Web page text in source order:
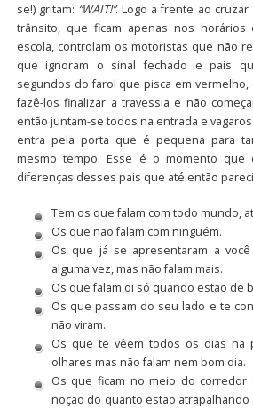
se!) gritam: “WAIT!”. Logo a frente ao cruzar
trânsito, que ficam apenas nos
escola, controlam os motoristas que não
que ignoram o sinal fechado e pais
segundos do farol que pisca em
fazê-los finalizar a travessia e não
então juntam-se todos na entrada e
entra pela porta que é pequena para
mesmo tempo. Esse é o momento que
diferenças desses pais que até então
Tem os que falam com todo mundo,
Os que não falam com ninguém.
Os que já se apresentaram a
alguma vez, mas não falam mais.
Os que falam oi só quando estão de
Os que passam do seu lado e te
não viram.
Os que te vêem todos os dias na
olhares mas não falam nem bom dia.
Os que ficam no meio do corredor
noção do quanto estão